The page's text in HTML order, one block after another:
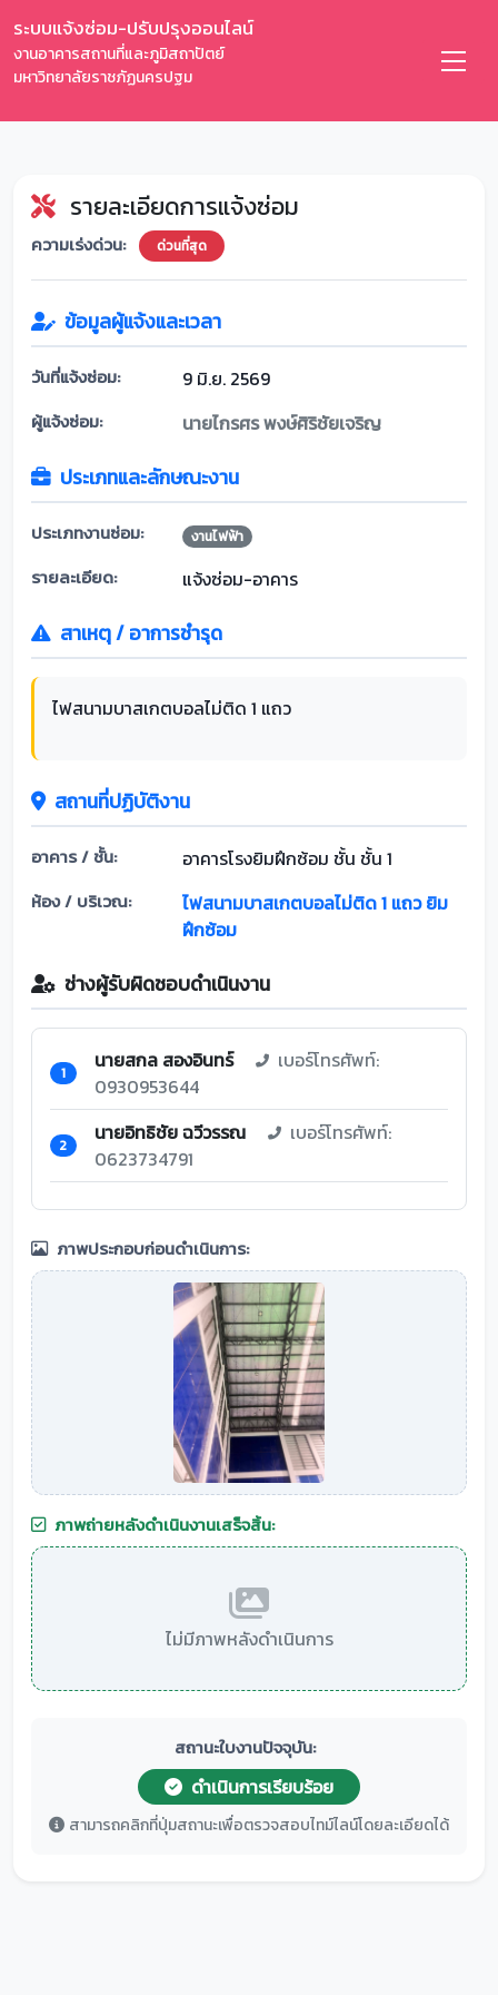
ระบบแจ้งซ่อม-ปรับปรุงออนไลน์
งานอาคารสถานที่และภูมิสถาปัตย์
มหาวิทยาลัยราชภัฏนครปฐม
รายละเอียดการแจ้งซ่อม
ความเร่งด่วน: ด่วนที่สุด
ข้อมูลผู้แจ้งและเวลา
วันที่แจ้งซ่อม: 9 มิ.ย. 2569
ผู้แจ้งซ่อม: นายไกรศร พงษ์ศิริชัยเจริญ
ประเภทและลักษณะงาน
ประเภทงานซ่อม: งานไฟฟ้า
รายละเอียด: แจ้งซ่อม-อาคาร
สาเหตุ / อาการชำรุด
ไฟสนามบาสเกตบอลไม่ติด 1 แถว
สถานที่ปฏิบัติงาน
อาคาร / ชั้น: อาคารโรงยิมฝึกซ้อม ชั้น ชั้น 1
ห้อง / บริเวณ:
ไฟสนามบาสเกตบอลไม่ติด 1 แถว ยิม
ฝึกซ้อม
ช่างผู้รับผิดชอบดำเนินงาน
1 นายสกล สองอินทร์
เบอร์โทรศัพท์:
0930953644
2 นายอิทธิชัย ฉวีวรรณ
เบอร์โทรศัพท์:
0623734791
ภาพประกอบก่อนดำเนินการ:
ภาพถ่ายหลังดำเนินงานเสร็จสิ้น:
ไม่มีภาพหลังดำเนินการ
สถานะใบงานปัจจุบัน:
ดำเนินการเรียบร้อย
สามารถคลิกที่ปุ่มสถานะเพื่อตรวจสอบไทม์ไลน์โดยละเอียดได้